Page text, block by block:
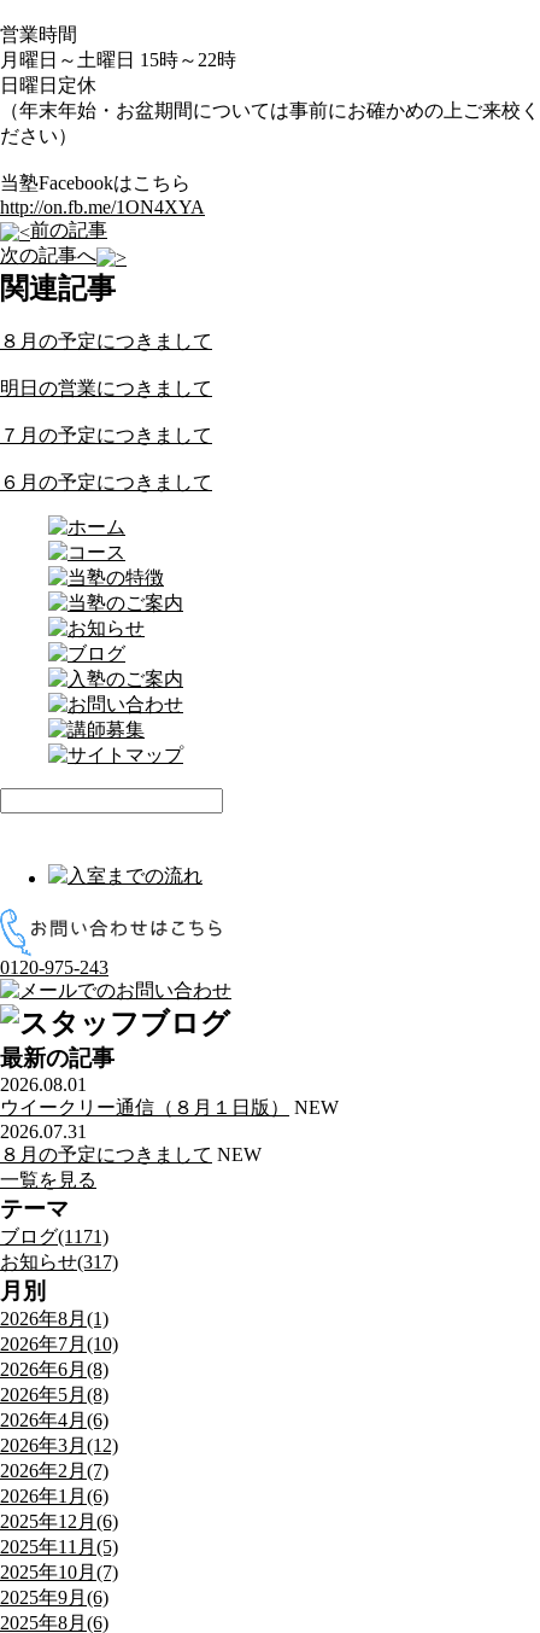
営業時間
月曜日～土曜日 15時～22時
日曜日定休
（年末年始・お盆期間については事前にお確かめの上ご来校く
ださい）
当塾Facebookはこちら
http://on.fb.me/1ON4XYA
前の記事
次の記事へ
関連記事
８月の予定につきまして
明日の営業につきまして
７月の予定につきまして
６月の予定につきまして
0120-975-243
最新の記事
2026.08.01
ウイークリー通信（８月１日版）
NEW
2026.07.31
８月の予定につきまして NEW
一覧を見る
テーマ
ブログ(1171)
お知らせ(317)
月別
2026年8月(1)
2026年7月(10)
2026年6月(8)
2026年5月(8)
2026年4月(6)
2026年3月(12)
2026年2月(7)
2026年1月(6)
2025年12月(6)
2025年11月(5)
2025年10月(7)
2025年9月(6)
2025年8月(6)